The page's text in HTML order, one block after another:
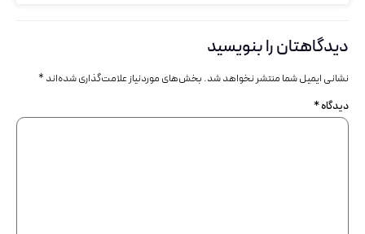
دیدگاهتان را بنویسید
نشانی ایمیل شما منتشر نخواهد شد. بخش‌های موردنیاز علامت‌گذاری شده‌اند *
دیدگاه*